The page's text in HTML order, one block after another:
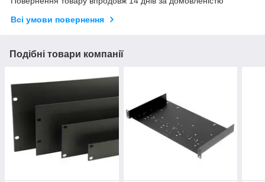
Всі умови повернення
Подібні товари компанії